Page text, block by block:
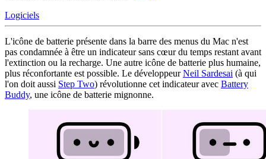
Logiciels
L'icône de batterie présente dans la barre des menus du Mac n'est
pas condamnée à être un indicateur sans cœur du temps restant avant
l'extinction ou la recharge. Une autre icône de batterie plus humaine,
plus réconfortante est possible. Le développeurNeil Sardesai (à qui
l'on doit aussi Step Two) révolutionne cet indicateur avec Battery
Buddy, une icône de batterie mignonne.